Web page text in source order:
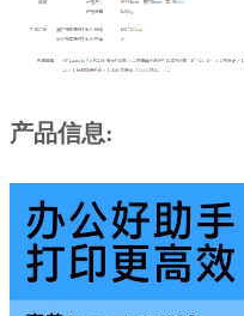
产品信息: